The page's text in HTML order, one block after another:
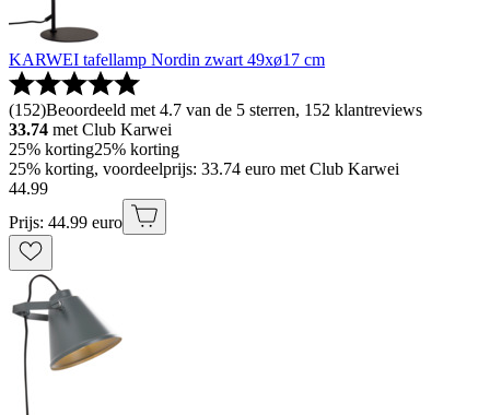
KARWEI tafellamp Nordin zwart 49xø17 cm
(152)Beoordeeld met 4.7 van de 5 sterren, 152 klantreviews
33.74 met Club Karwei
25% korting25% korting
25% korting, voordeelprijs: 33.74 euro met Club Karwei
44.99
Prijs: 44.99 euro